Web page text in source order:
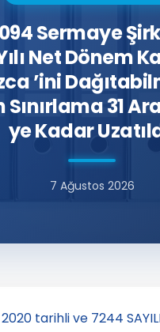
Sermaye
Net Dönem
’ini
Sınırlama 31
ye Kadar
7 Ağustos 2026
tarihli ve 7244